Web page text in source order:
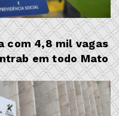
com 4,8 mil vagas
em todo Mato